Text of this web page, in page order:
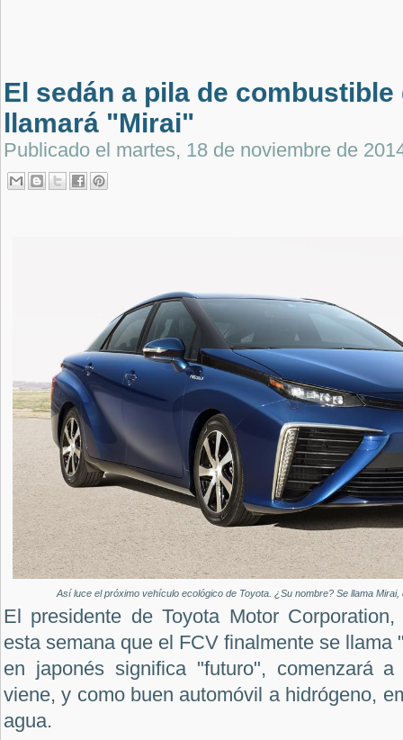
El sedán a pila de combustible
llamará "Mirai"
Publicado el martes, 18 de noviembre de
Así luce el próximo vehículo ecológico de Toyota. ¿Su nombre? Se llama
El presidente de Toyota Motor
esta semana que el FCV finalmente se llama
en japonés significa "futuro", comenzará
viene, y como buen automóvil a hidrógeno,
agua.